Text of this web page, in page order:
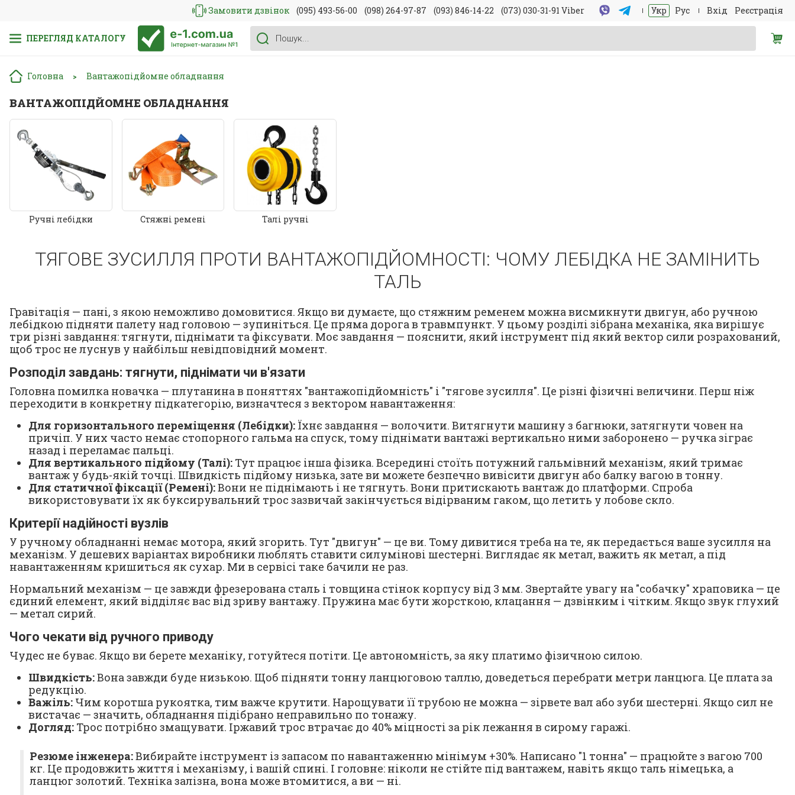
Замовити дзвінок (095) 493-56-00 (098) 264-97-87 (093) 846-14-22 (073) 030-31-91 Viber Укр Рус Вхід Реєстрація
ПЕРЕГЛЯД КАТАЛОГУ
Головна > Вантажопідйомне обладнання
ВАНТАЖОПІДЙОМНЕ ОБЛАДНАННЯ
Ручні лебідки Стяжні ремені Талі ручні
ТЯГОВЕ ЗУСИЛЛЯ ПРОТИ ВАНТАЖОПІДЙОМНОСТІ: ЧОМУ ЛЕБІДКА НЕ ЗАМІНИТЬ
ТАЛЬ
Гравітація — пані, з якою неможливо домовитися. Якщо ви думаєте, що стяжним ременем можна висмикнути двигун, або ручною
лебідкою підняти палету над головою — зупиніться. Це пряма дорога в травмпункт. У цьому розділі зібрана механіка, яка вирішує
три різні завдання: тягнути, піднімати та фіксувати. Моє завдання — пояснити, який інструмент під який вектор сили розрахований,
щоб трос не луснув у найбільш невідповідний момент.
Розподіл завдань: тягнути, піднімати чи в'язати
Головна помилка новачка — плутанина в поняттях "вантажопідйомність" і "тягове зусилля". Це різні фізичні величини. Перш ніж
переходити в конкретну підкатегорію, визначтеся з вектором навантаження:
Для горизонтального переміщення (Лебідки): Їхнє завдання — волочити. Витягнути машину з багнюки, затягнути човен на
причіп. У них часто немає стопорного гальма на спуск, тому піднімати вантажі вертикально ними заборонено — ручка зіграє
назад і переламає пальці.
Для вертикального підйому (Талі): Тут працює інша фізика. Всередині стоїть потужний гальмівний механізм, який тримає
вантаж у будь-якій точці. Швидкість підйому низька, зате ви можете безпечно вивісити двигун або балку вагою в тонну.
Для статичної фіксації (Ремені):Вони не піднімають і не тягнуть. Вони притискають вантаж до платформи. Спроба
використовувати їх як буксирувальний трос зазвичай закінчується відірваним гаком, що летить у лобове скло.
Критерії надійності вузлів
У ручному обладнанні немає мотора, який згорить. Тут "двигун" — це ви. Тому дивитися треба на те, як передається ваше зусилля на
механізм. У дешевих варіантах виробники люблять ставити силумінові шестерні. Виглядає як метал, важить як метал, а під
навантаженням кришиться як сухар. Ми в сервісі таке бачили не раз.
Нормальний механізм — це завжди фрезерована сталь і товщина стінок корпусу від 3 мм. Звертайте увагу на "собачку" храповика — це
єдиний елемент, який відділяє вас від зриву вантажу. Пружина має бути жорсткою, клацання — дзвінким і чітким. Якщо звук глухий
— метал сирий.
Чого чекати від ручного приводу
Чудес не буває. Якщо ви берете механіку, готуйтеся потіти. Це автономність, за яку платимо фізичною силою.
Швидкість:Вона завжди буде низькою. Щоб підняти тонну ланцюговою таллю, доведеться перебрати метри ланцюга. Це плата за
редукцію.
Важіль: Чим коротша рукоятка, тим важче крутити. Нарощувати її трубою не можна — зірвете вал або зуби шестерні. Якщо сил не
вистачає — значить, обладнання підібрано неправильно по тонажу.
Догляд: Трос потрібно змащувати. Іржавий трос втрачає до 40% міцності за рік лежання в сирому гаражі.
Резюме інженера:Вибирайте інструмент із запасом по навантаженню мінімум +30%. Написано "1 тонна" — працюйте з вагою 700
кг. Це продовжить життя і механізму, і вашій спині. І головне: ніколи не стійте під вантажем, навіть якщо таль німецька, а
ланцюг золотий. Техніка залізна, вона може втомитися, а ви — ні.